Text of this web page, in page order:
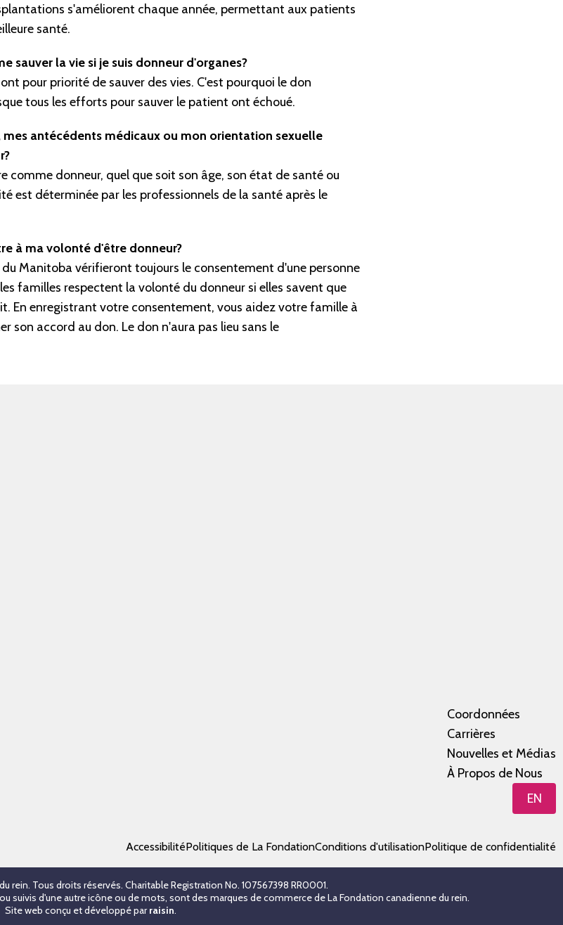
s'améliorent chaque année, permettant aux patients
santé.
sauver la vie si je suis donneur d'organes?
pour priorité de sauver des vies. C'est pourquoi le don
tous les efforts pour sauver le patient ont échoué.
antécédents médicaux ou mon orientation sexuelle
comme donneur, quel que soit son âge, son état de santé ou
est déterminée par les professionnels de la santé après le
à ma volonté d'être donneur?
Manitoba vérifieront toujours le consentement d'une personne
familles respectent la volonté du donneur si elles savent que
En enregistrant votre consentement, vous aidez votre famille à
son accord au don. Le don n'aura pas lieu sans le
Coordonnées
Carrières
Nouvelles et Médias
À Propos de Nous
EN
AccessibilitéPolitiques de La FondationConditions d'utilisationPolitique de confidentialité
rein. Tous droits réservés. Charitable Registration No. 107567398 RR0001.
suivis d'une autre icône ou de mots, sont des marques de commerce de La Fondation canadienne du rein.
Site web conçu et développé parraisin.